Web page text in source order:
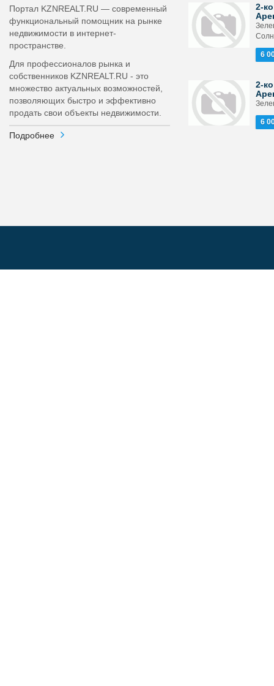
Портал KZNREALT.RU — современный
функциональный помощник на рынке
недвижимости в интернет-
пространстве.
Для профессионалов рынка и
собственников KZNREALT.RU - это
множество актуальных возможностей,
позволяющих быстро и эффективно
продать свои объекты недвижимости.
Подробнее
2-
6
2-
6